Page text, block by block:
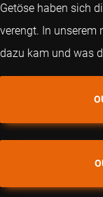
Getöse haben sich
verengt. In unserem
dazu kam und was